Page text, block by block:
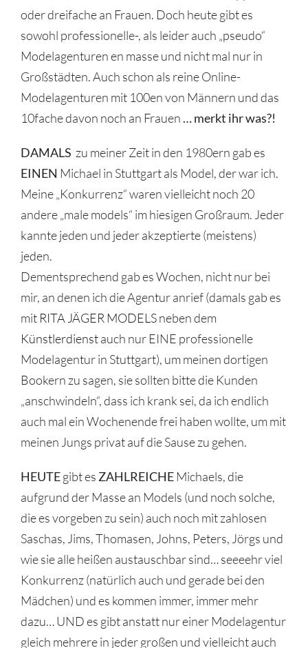
oder dreifache an Frauen. Doch heute gibt es
sowohl professionelle-, als leider auch „pseudo“
Modelagenturen en masse und nicht mal nur in
Großstädten. Auch schon als reine Online-
Modelagenturen mit 100en von Männern und das
10fache davon noch an Frauen … merkt ihr was?!
DAMALS zu meiner Zeit in den 1980ern gab es
EINEN Michael in Stuttgart als Model, der war ich.
Meine „Konkurrenz“ waren vielleicht noch 20
andere „male models“ im hiesigen Großraum. Jeder
kannte jeden und jeder akzeptierte (meistens)
jeden.
Dementsprechend gab es Wochen, nicht nur bei
mir, an denen ich die Agentur anrief (damals gab es
mit RITA JÄGER MODELSneben dem
Künstlerdienstauch nur EINE professionelle
Modelagentur in Stuttgart), um meinen dortigen
Bookern zu sagen, sie sollten bitte die Kunden
„anschwindeln“, dass ich krank sei, da ich endlich
auch mal ein Wochenende frei haben wollte, um mit
meinen Jungs privat auf die Sause zu gehen.
HEUTEgibt es ZAHLREICHEMichaels, die
aufgrund der Masse an Models (und noch solche,
die es vorgeben zu sein) auch noch mit zahlosen
Saschas, Jims, Thomasen, Johns, Peters, Jörgs und
wie sie alle heißen austauschbar sind… seeeehr viel
Konkurrenz (natürlich auch und gerade bei den
Mädchen) und es kommen immer, immer mehr
dazu… UND es gibt anstatt nur einer Modelagentur
gleich mehrere in jeder großen und vielleicht auch